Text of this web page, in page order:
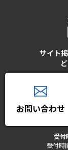
サイト
お問い合わせ
受付
受付時